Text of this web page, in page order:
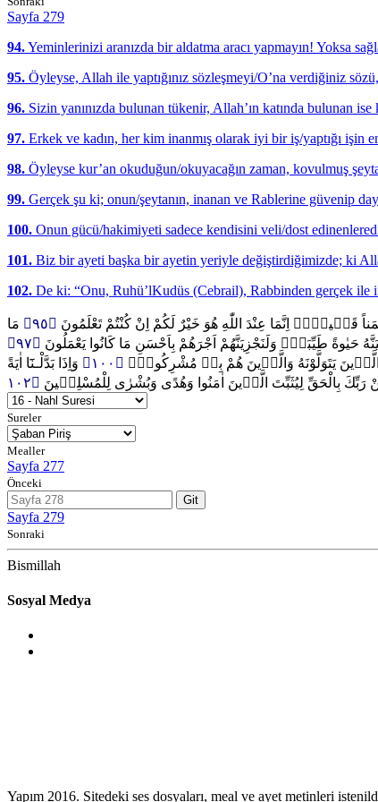
Sayfa 279
94.Yeminlerinizi aranızda bir aldatma aracı yapmayın! Yoksa
95. Öyleyse, Allah ile yaptığınız sözleşmeyi/O’na verdiğiniz
96. Sizin yanınızda bulunan tükenir, Allah’ın katında bulunan
97. Erkek ve kadın, her kim inanmış olarak iyi bir iş/yaptığı işin
98. Öyleyse kur’an okuduğun/okuyacağın zaman, kovulmuş
99. Gerçek şu ki; onun/şeytanın, inanan ve Rablerine güvenip
100. Onun gücü/hakimiyeti sadece kendisini veli/dost
101. Biz bir ayeti başka bir ayetin yeriyle değiştirdiğimizde; ki
102. De ki: “Onu, Ruhü’lKudüs (Cebrail), Rabbinden gerçek ile
ثَمَناً قَل۪يلاًۜ اِنَّمَا عِنْدَ اللّٰهِ هُوَ خَيْرٌ لَكُمْ اِنْ كُنْتُمْ تَعْلَمُونَ ﴿٩٥﴾
مَا
حَيٰوةً طَيِّبَةًۚ وَلَنَجْزِيَنَّهُمْ اَجْرَهُمْ بِاَحْسَنِ مَا كَانُوا يَعْمَلُونَ ﴿٩٧﴾
الَّذ۪ينَ يَتَوَلَّوْنَهُ وَالَّذ۪ينَ هُمْ بِه۪ مُشْرِكُونَ۟ ﴿١٠٠﴾
وَاِذَا بَدَّلْـنَٓا اٰيَةً
رَبِّكَ بِالْحَقِّ لِيُثَبِّتَ الَّذ۪ينَ اٰمَنُوا وَهُدًى وَبُشْرٰى لِلْمُسْلِم۪ينَ
Sureler
Mealler
Sayfa 277
Önceki
Git
Sayfa 279
Sonraki
Bismillah
Sosyal Medya
Yapım 2016. Sitedeki ses dosyaları, meal ve ayet metinleri